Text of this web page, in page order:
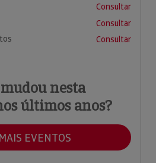
Consultar
Consultar
Consultar
nesta
últimos anos?
EVENTOS